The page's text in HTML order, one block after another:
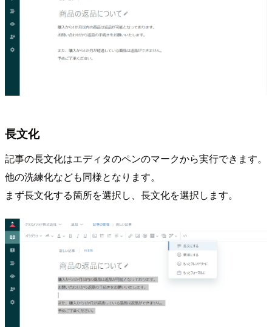
長文化
記事の長文化はエディタのペンのマークから実行できます。
他の洗練化なども同様となります。
まず長文化する箇所を選択し、長文化を選択します。